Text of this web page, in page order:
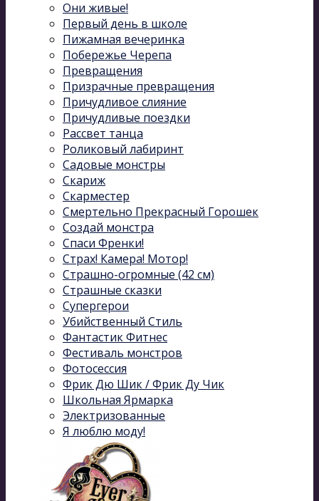
Они живые!
Первый день в школе
Пижамная вечеринка
Побережье Черепа
Превращения
Призрачные превращения
Причудливое слияние
Причудливые поездки
Рассвет танца
Роликовый лабиринт
Садовые монстры
Скариж
Скарместер
Смертельно Прекрасный Горошек
Создай монстра
Спаси Френки!
Страх! Камера! Мотор!
Страшно-огромные (42 см)
Страшные сказки
Супергерои
Убийственный Стиль
Фантастик Фитнес
Фестиваль монстров
Фотосессия
Фрик Дю Шик / Фрик Ду Чик
Школьная Ярмарка
Электризованные
Я люблю моду!